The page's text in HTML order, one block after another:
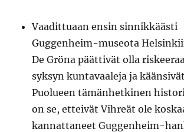
Vaadittuaan ensin sinnikkäästi
Guggenheim-museota
De Gröna päättivät olla
syksyn kuntavaaleja ja
Puolueen tämänhetkinen
on se, etteivät Vihreät ole
kannattaneet Guggenheim-